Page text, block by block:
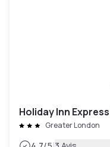
Holiday Inn
Greater London